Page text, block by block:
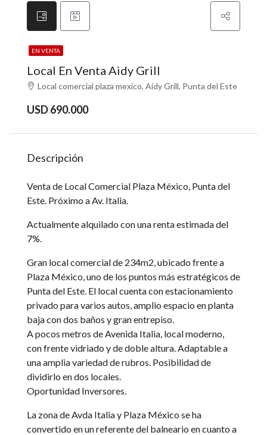
EN VENTA
Local En Venta Aidy Grill
Local comercial plaza mexico, Aidy Grill, Punta del Este
USD 690.000
Descripción
Venta de Local Comercial Plaza México, Punta del
Este. Próximo a Av. Italia.
Actualmente alquilado con una renta estimada del
7%.
Gran local comercial de 234m2, ubicado frente a
Plaza México, uno de los puntos más estratégicos de
Punta del Este. El local cuenta con estacionamiento
privado para varios autos, amplio espacio en planta
baja con dos baños y gran entrepiso.
A pocos metros de Avenida Italia, local moderno,
con frente vidriado y de doble altura. Adaptable a
una amplia variedad de rubros. Posibilidad de
dividirlo en dos locales.
Oportunidad Inversores.
La zona de Avda Italia y Plaza México se ha
convertido en un referente del balneario en cuanto a